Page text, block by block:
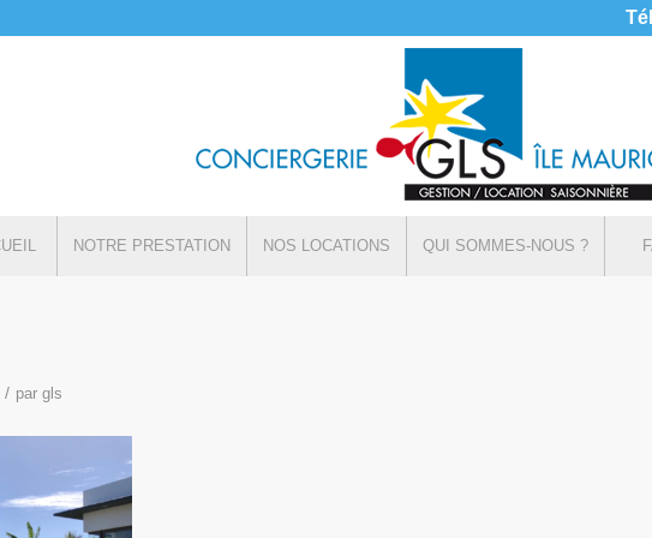
NOTRE PRESTATION NOS LOCATIONS QUI SOMMES-NOUS ?
/ pargls